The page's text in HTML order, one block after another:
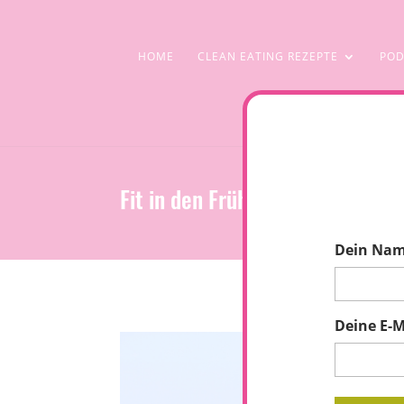
HOME CLEAN EATING REZEPTE
Fit in den Frühling: Grüne
Dein
Deine E-